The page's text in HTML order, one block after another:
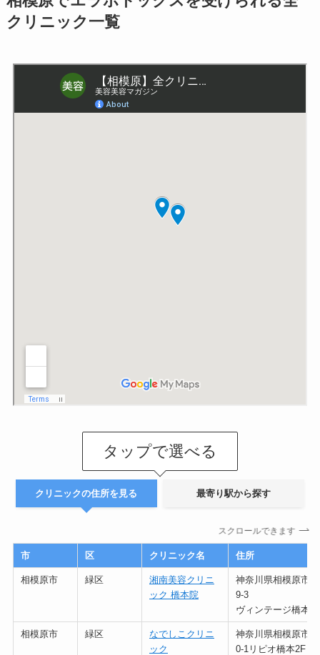
クリニック一覧
タップで選べる
クリニックの住所を見る 最寄り駅から探す
スクロールできます
市 区 クリニック名 住所
相模原市 緑区
湘南美容クリニ
ック 橋本院
神奈川県相模原市
9-3
ヴィンテージ橋本2F
相模原市 緑区
なでしこクリニ
ック
神奈川県相模原市
0-1リピオ橋本2F